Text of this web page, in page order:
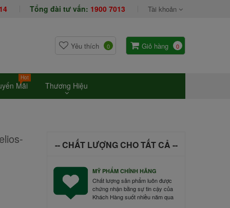
Tổng đài tư vấn: 1900 7013 Tài khoản
Yêu thích 0 Giỏ hàng 0
Mãi
Hot
Thương Hiệu
-- CHẤT LƯỢNG CHO TẤT CẢ --
MỸ PHẨM CHÍNH HÃNG
Chất lượng sản phẩm luôn được
chứng nhận bằng sự tin cậy của
Khách Hàng suốt nhiều năm qua